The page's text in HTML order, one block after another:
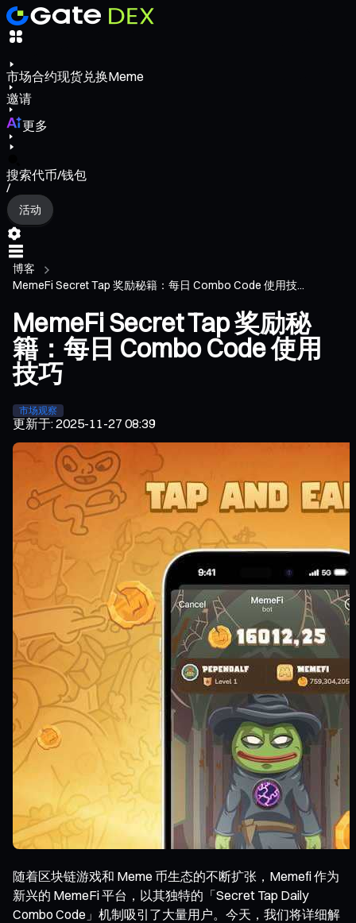
市场合约现货兑换Meme
邀请
更多
搜索代币/钱包
/
活动
博客
MemeFi Secret Tap 奖励秘籍：每日 Combo Code 使用技...
MemeFi Secret Tap 奖励秘
籍：每日 Combo Code 使用
技巧
市场观察
更新于:2025-11-27 08:39
随着区块链游戏和 Meme 币生态的不断扩张，Memefi 作为
新兴的 MemeFi 平台，以其独特的「Secret Tap Daily
Combo Code」机制吸引了大量用户。今天，我们将详细解